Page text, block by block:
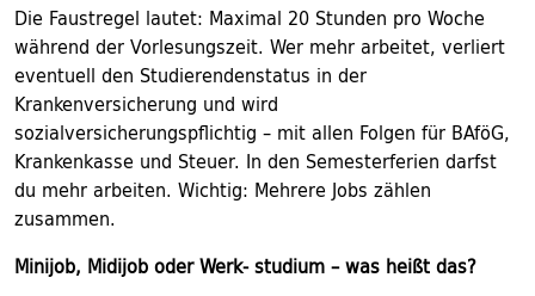
Die Faustregel lautet: Maximal 20 Stunden pro Woche
während der Vorlesungszeit. Wer mehr arbeitet, verliert
eventuell den Studierendenstatus in der
Krankenversicherung und wird
sozialversicherungspflichtig – mit allen Folgen für BAföG,
Krankenkasse und Steuer. In den Semesterferien darfst
du mehr arbeiten. Wichtig: Mehrere Jobs zählen
zusammen.
Minijob, Midijob oder Werk- studium – was heißt das?